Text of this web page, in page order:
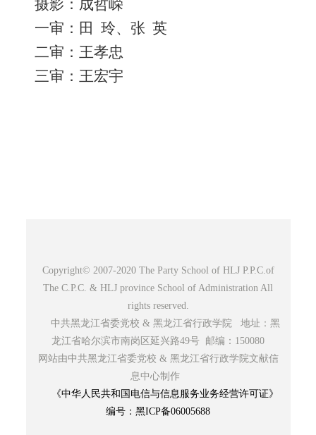
摄影： 成哲嵘
一审： 田 玲、张 英
二审： 王孝忠
三审： 王宏宇
Copyright© 2007-2020 The Party School of HLJ P.P.C.of
The C.P.C. & HLJ province School of Administration All
rights reserved.
中共黑龙江省委党校 & 黑龙江省行政学院 地址：黑
龙江省哈尔滨市南岗区延兴路49号 邮编：150080
网站由中共黑龙江省委党校 & 黑龙江省行政学院文献信
息中心制作
《中华人民共和国电信与信息服务业务经营许可证》
编号：黑ICP备06005688